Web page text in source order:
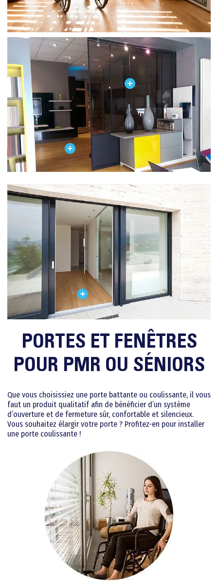
PORTES ET FENÊTRES
POUR PMR OU SÉNIORS
Que vous choisissiez une porte battante ou coulissante, il vous
faut un produit qualitatif afin de bénéficier d’un système
d’ouverture et de fermeture sûr, confortable et silencieux.
Vous souhaitez élargir votre porte ? Profitez-en pour installer
une porte coulissante !